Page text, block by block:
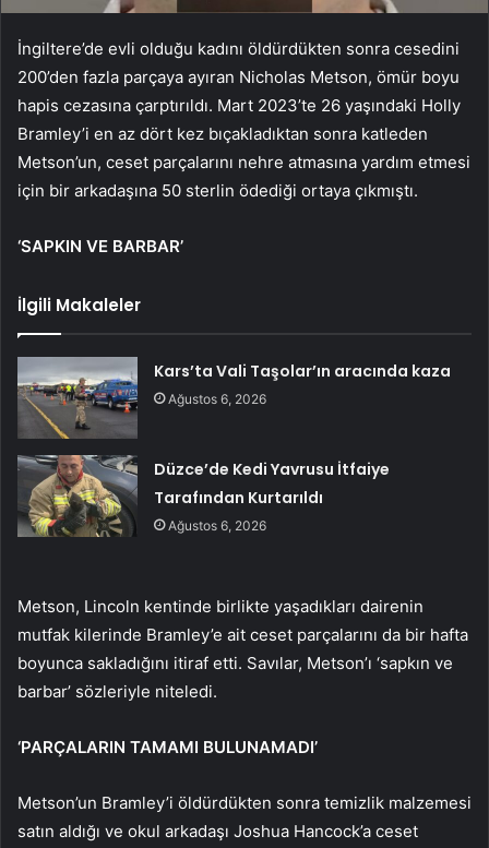
İngiltere’de evli olduğu kadını öldürdükten sonra cesedini
200’den fazla parçaya ayıran Nicholas Metson, ömür boyu
hapis cezasına çarptırıldı. Mart 2023’te 26 yaşındaki Holly
Bramley’i en az dört kez bıçakladıktan sonra katleden
Metson’un, ceset parçalarını nehre atmasına yardım etmesi
için bir arkadaşına 50 sterlin ödediği ortaya çıkmıştı.
‘SAPKIN VE BARBAR’
İlgili Makaleler
Kars’ta Vali Taşolar’ın aracında kaza
Ağustos 6, 2026
Düzce’de Kedi Yavrusu İtfaiye
Tarafından Kurtarıldı
Ağustos 6, 2026
Metson, Lincoln kentinde birlikte yaşadıkları dairenin
mutfak kilerinde Bramley’e ait ceset parçalarını da bir hafta
boyunca sakladığını itiraf etti. Savılar, Metson’ı ‘sapkın ve
barbar’ sözleriyle niteledi.
‘PARÇALARIN TAMAMI BULUNAMADI’
Metson’un Bramley’i öldürdükten sonra temizlik malzemesi
satın aldığı ve okul arkadaşı Joshua Hancock’a ceset